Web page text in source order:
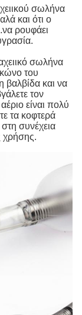
σωλήνα
και ότι ο
ρουφάει
σωλήνα
του
βαλβίδα και να
τον
είναι πολύ
τα κοφτερά
συνέχεια
χρήσης.